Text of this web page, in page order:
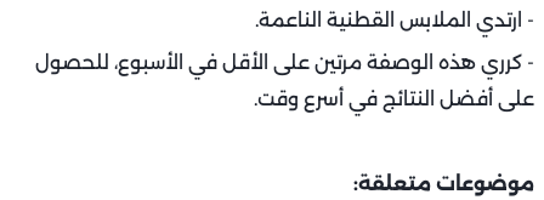
- ارتدي الملابس القطنية الناعمة.
- كرري هذه الوصفة مرتين على الأقل في الأسبوع، للحصول
على أفضل النتائج في أسرع وقت.
موضوعات متعلقة: